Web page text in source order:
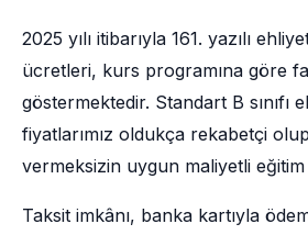
2025 yılı itibarıyla 161. yazılı
ücretleri, kurs programına göre
göstermektedir. Standart B sınıfı
fiyatlarımız oldukça rekabetçi
vermeksizin uygun maliyetli eğitim
Taksit imkânı, banka kartıyla